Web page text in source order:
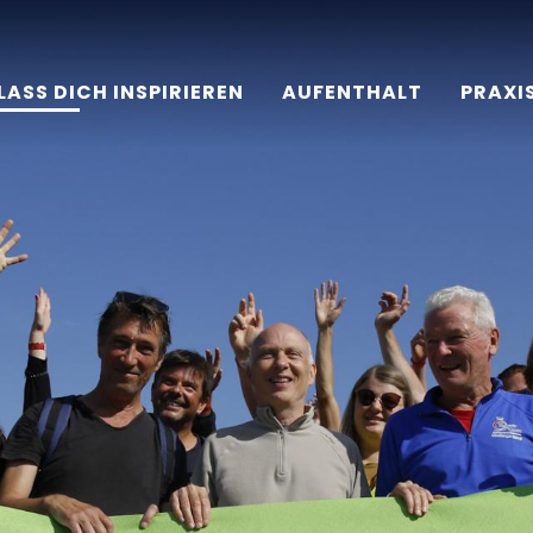
DICH INSPIRIEREN AUFENTHALT